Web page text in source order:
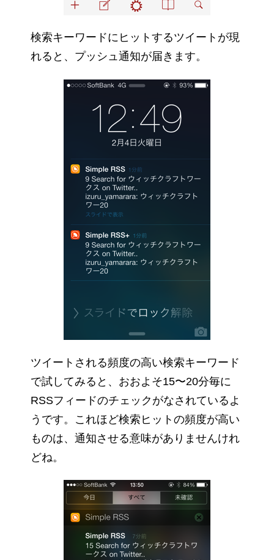
検索キーワードにヒットするツイートが現
れると、プッシュ通知が届きます。
ツイートされる頻度の高い検索キーワード
で試してみると、おおよそ15〜20分毎に
RSSフィードのチェックがなされているよ
うです。これほど検索ヒットの頻度が高い
ものは、通知させる意味がありませんけれ
どね。